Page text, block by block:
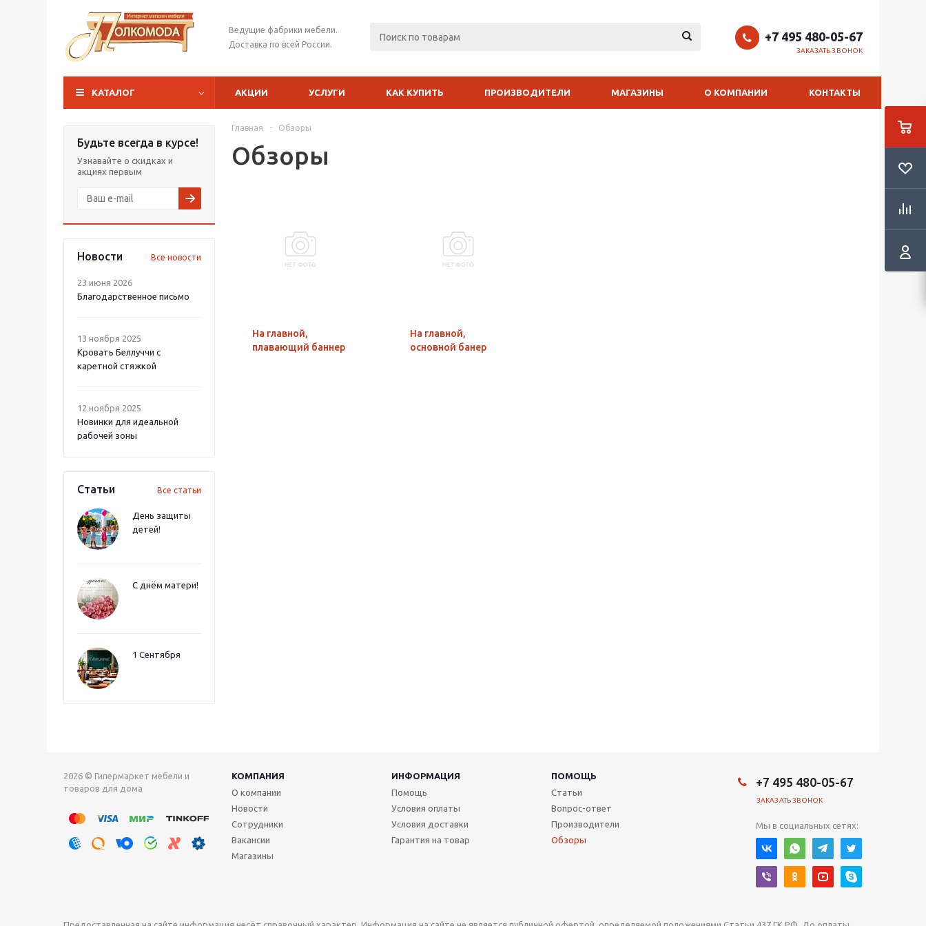
Ведущие фабрики мебели.
Доставка по всей России.
+7 495 480-05-67
ЗАКАЗАТЬ ЗВОНОК
КАТАЛОГ АКЦИИ УСЛУГИ КАК КУПИТЬ ПРОИЗВОДИТЕЛИ МАГАЗИНЫ О КОМПАНИИ КОНТАКТЫ
Будьте всегда в курсе!
Узнавайте о скидках и
акциях первым
Новости Все новости
23 июня 2026
Благодарственное письмо
13 ноября 2025
Кровать Беллуччи с
каретной стяжкой
12 ноября 2025
Новинки для идеальной
рабочей зоны
Статьи Все статьи
День защиты
детей!
С днём матери!
1 Сентября
Главная - Обзоры
Обзоры
На главной,
плавающий баннер
На главной,
основной банер
2026 © Гипермаркет мебели и
товаров для дома
КОМПАНИЯ ИНФОРМАЦИЯ
ПОМОЩЬ
О компании
Новости
Сотрудники
Вакансии
Магазины
Помощь
Условия оплаты
Условия доставки
Гарантия на товар
Статьи
Вопрос-ответ
Производители
Обзоры
+7 495 480-05-67
ЗАКАЗАТЬ ЗВОНОК
Мы в социальных сетях: